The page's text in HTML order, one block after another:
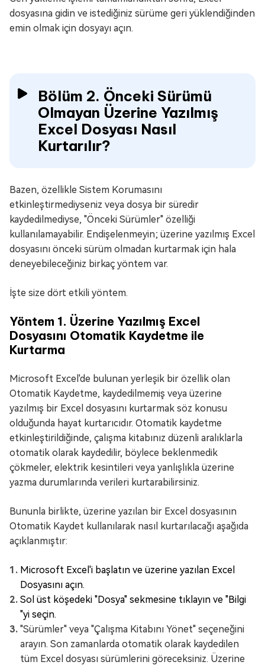
dosyasına gidin ve istediğiniz sürüme geri yüklendiğinden
emin olmak için dosyayı açın.
Bölüm 2. Önceki Sürümü
Olmayan Üzerine Yazılmış
Excel Dosyası Nasıl
Kurtarılır?
Bazen, özellikle Sistem Korumasını
etkinleştirmediyseniz veya dosya bir süredir
kaydedilmediyse, "Önceki Sürümler" özelliği
kullanılamayabilir. Endişelenmeyin; üzerine yazılmış Excel
dosyasını önceki sürüm olmadan kurtarmak için hala
deneyebileceğiniz birkaç yöntem var.
İşte size dört etkili yöntem.
Yöntem 1. Üzerine Yazılmış Excel
Dosyasını Otomatik Kaydetme ile
Kurtarma
Microsoft Excel'de bulunan yerleşik bir özellik olan
Otomatik Kaydetme, kaydedilmemiş veya üzerine
yazılmış bir Excel dosyasını kurtarmak söz konusu
olduğunda hayat kurtarıcıdır. Otomatik kaydetme
etkinleştirildiğinde, çalışma kitabınız düzenli aralıklarla
otomatik olarak kaydedilir, böylece beklenmedik
çökmeler, elektrik kesintileri veya yanlışlıkla üzerine
yazma durumlarında verileri kurtarabilirsiniz.
Bununla birlikte, üzerine yazılan bir Excel dosyasının
Otomatik Kaydet kullanılarak nasıl kurtarılacağı aşağıda
açıklanmıştır:
Microsoft Excel'i başlatın ve üzerine yazılan Excel
Dosyasını açın.
Sol üst köşedeki "Dosya" sekmesine tıklayın ve "Bilgi
"yi seçin.
"Sürümler" veya "Çalışma Kitabını Yönet" seçeneğini
arayın. Son zamanlarda otomatik olarak kaydedilen
tüm Excel dosyası sürümlerini göreceksiniz. Üzerine